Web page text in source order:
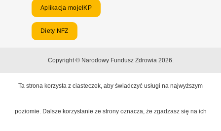
Aplikacja mojeIKP
Diety NFZ
Copyright © Narodowy Fundusz Zdrowia 2026.
Ta strona korzysta z ciasteczek, aby świadczyć usługi na najwyższym
poziomie. Dalsze korzystanie ze strony oznacza, że zgadzasz się na ich